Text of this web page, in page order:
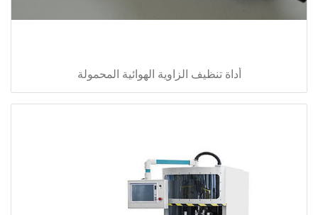
أداة تنظيف الزاوية الهوائية المحمولة